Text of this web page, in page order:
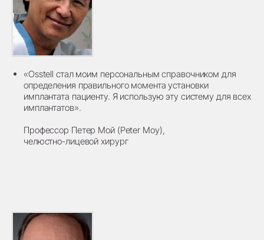
«Osstell стал моим персональным справочником для
определения правильного момента установки
имплантата пациенту. Я использую эту систему для всех
имплантатов».
Профессор Петер Мой (Peter Moy),
челюстно-лицевой хирург